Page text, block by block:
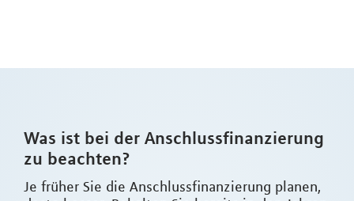
Was ist bei der Anschlussfinanzierung
zu beachten?
Je früher Sie die Anschlussfinanzierung planen,